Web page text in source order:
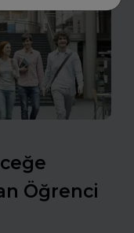
Öğrenci